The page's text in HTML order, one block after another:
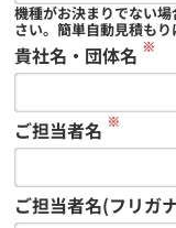
機種がお決まりでない
さい。簡単自動見積もり
貴社名・団体名 ※
ご担当者名 ※
ご担当者名(フリガ